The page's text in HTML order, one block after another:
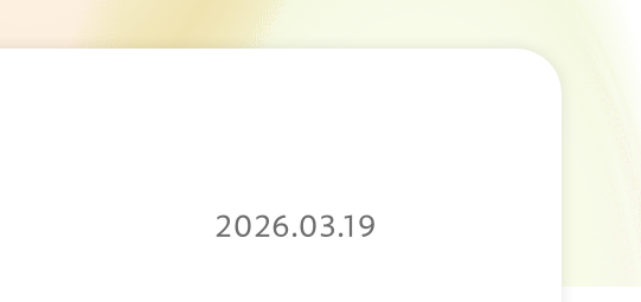
2026.03.19